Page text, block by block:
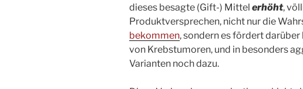
dieses besagte (Gift-) Mittel erhöht,
Produktversprechen, nicht nur die
bekommen, sondern es fördert
von Krebstumoren, und in besonders
Varianten noch dazu.